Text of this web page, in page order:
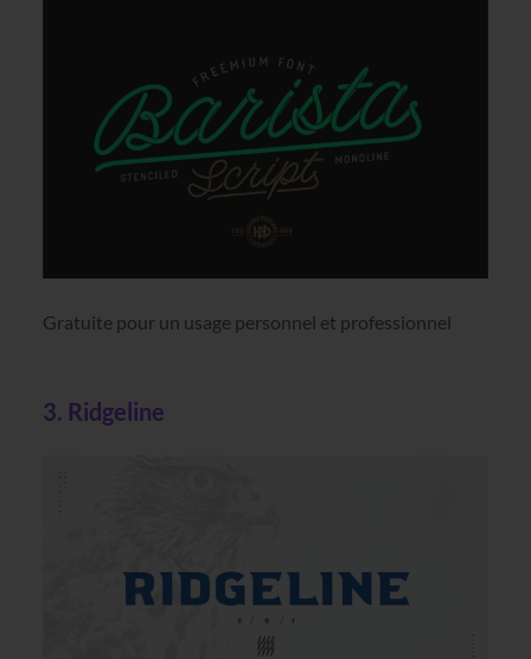
Gratuite pour un usage personnel et professionnel
3. Ridgeline